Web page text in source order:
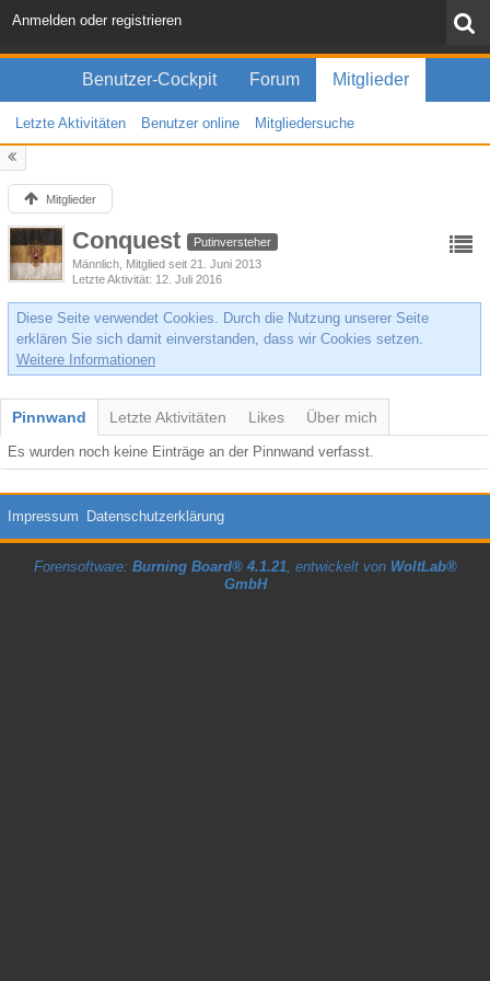
Anmelden oder registrieren
Benutzer-Cockpit Forum Mitglieder
Letzte Aktivitäten Benutzer online Mitgliedersuche
Mitglieder
Conquest
Putinversteher
Männlich Mitglied seit 21. Juni 2013
Letzte Aktivität 12. Juli 2016
Diese Seite verwendet Cookies. Durch die Nutzung unserer Seite
erklären Sie sich damit einverstanden, dass wir Cookies setzen.
Weitere Informationen
Pinnwand Letzte Aktivitäten Likes Über mich
Es wurden noch keine Einträge an der Pinnwand verfasst.
Impressum Datenschutzerklärung
Forensoftware: Burning Board® 4.1.21, entwickelt von WoltLab®
GmbH